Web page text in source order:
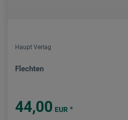
Haupt Verlag
Flechten
44,00 EUR *